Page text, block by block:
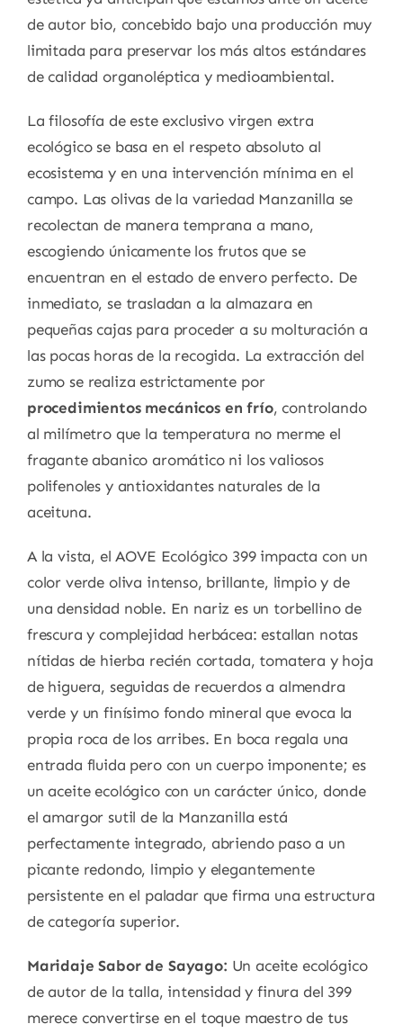
de autor bio, concebido bajo una producción muy
limitada para preservar los más altos estándares
de calidad organoléptica y medioambiental.
La filosofía de este exclusivo virgen extra
ecológico se basa en el respeto absoluto al
ecosistema y en una intervención mínima en el
campo. Las olivas de la variedad Manzanilla se
recolectan de manera temprana a mano,
escogiendo únicamente los frutos que se
encuentran en el estado de envero perfecto. De
inmediato, se trasladan a la almazara en
pequeñas cajas para proceder a su molturación a
las pocas horas de la recogida. La extracción del
zumo se realiza estrictamente por
procedimientos mecánicos en frío, controlando
al milímetro que la temperatura no merme el
fragante abanico aromático ni los valiosos
polifenoles y antioxidantes naturales de la
aceituna.
A la vista, el AOVE Ecológico 399 impacta con un
color verde oliva intenso, brillante, limpio y de
una densidad noble. En nariz es un torbellino de
frescura y complejidad herbácea: estallan notas
nítidas de hierba recién cortada, tomatera y hoja
de higuera, seguidas de recuerdos a almendra
verde y un finísimo fondo mineral que evoca la
propia roca de los arribes. En boca regala una
entrada fluida pero con un cuerpo imponente; es
un aceite ecológico con un carácter único, donde
el amargor sutil de la Manzanilla está
perfectamente integrado, abriendo paso a un
picante redondo, limpio y elegantemente
persistente en el paladar que firma una estructura
de categoría superior.
Maridaje Sabor de Sayago: Un aceite ecológico
de autor de la talla, intensidad y finura del 399
merece convertirse en el toque maestro de tus